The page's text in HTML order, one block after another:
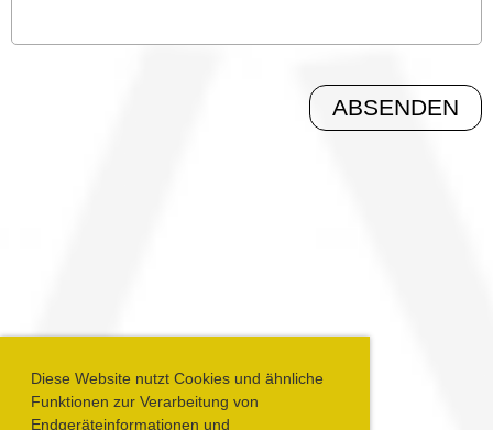
Diese Website nutzt Cookies und ähnliche
Funktionen zur Verarbeitung von
Endgeräteinformationen und